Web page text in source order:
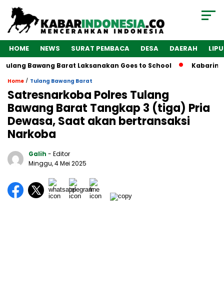
HOME NEWS SURAT PEMBACA DESA DAERAH
Bawang Barat Laksanakan Goes to School
Home / Tulang Bawang Barat
Satresnarkoba Polres Tulang
Bawang Barat Tangkap 3 (tiga) Pria
Dewasa, Saat akan bertransaksi
Narkoba
Galih - Editor
Minggu, 4 Mei 2025